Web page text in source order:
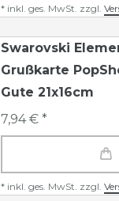
* inkl. ges. MwSt. zzgl.
Swarovski
Grußkarte
Gute 21x16cm
7,94 € *
* inkl. ges. MwSt. zzgl.